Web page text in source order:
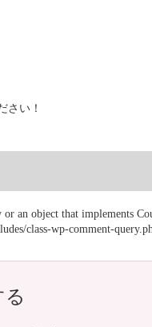
さい！
or an object that implements
class-wp-comment-